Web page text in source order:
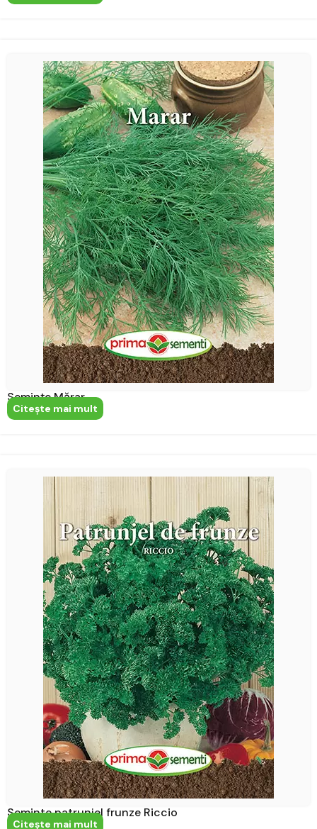
Semințe Mărar
Citeşte mai mult
Seminte patrunjel frunze Riccio
Citeşte mai mult